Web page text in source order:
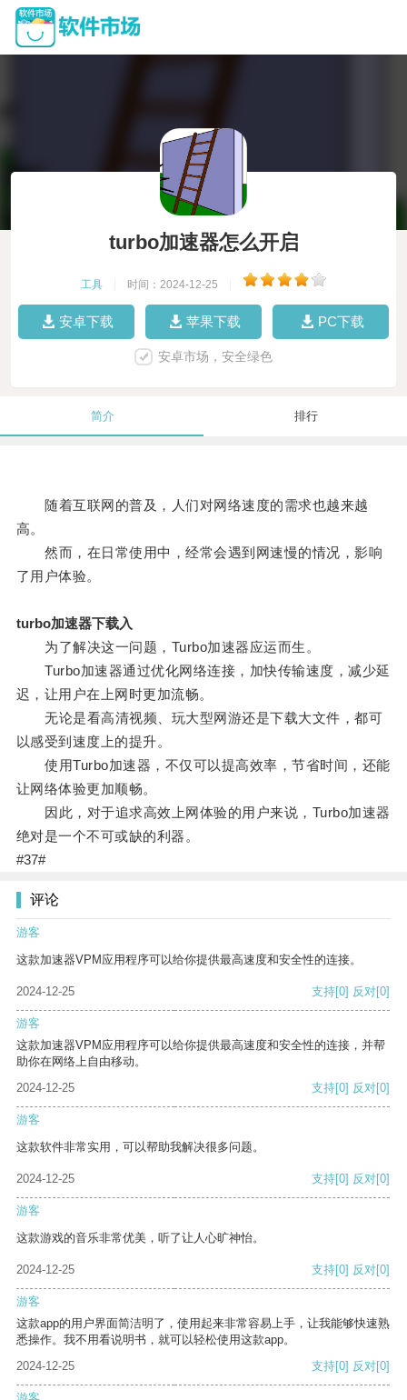
turbo加速器怎么开启
工具 时间：2024-12-25
安卓下载 苹果下载 PC下载
安卓市场，安全绿色
简介 排行
随着互联网的普及，人们对网络速度的需求也越来越
高。
然而，在日常使用中，经常会遇到网速慢的情况，影响
了用户体验。
turbo加速器下载入
为了解决这一问题，Turbo加速器应运而生。
Turbo加速器通过优化网络连接，加快传输速度，减少延
迟，让用户在上网时更加流畅。
无论是看高清视频、玩大型网游还是下载大文件，都可
以感受到速度上的提升。
使用Turbo加速器，不仅可以提高效率，节省时间，还能
让网络体验更加顺畅。
因此，对于追求高效上网体验的用户来说，Turbo加速器
绝对是一个不可或缺的利器。
#37#
评论
游客
这款加速器VPM应用程序可以给你提供最高速度和安全性的连接。
2024-12-25 支持[0] 反对[0]
游客
这款加速器VPM应用程序可以给你提供最高速度和安全性的连接，并帮
助你在网络上自由移动。
2024-12-25
支持[0] 反对[0]
游客
这款软件非常实用，可以帮助我解决很多问题。
2024-12-25 支持[0] 反对[0]
游客
这款游戏的音乐非常优美，听了让人心旷神怡。
2024-12-25 支持[0] 反对[0]
游客
这款app的用户界面简洁明了，使用起来非常容易上手，让我能够快速熟
悉操作。我不用看说明书，就可以轻松使用这款app。
2024-12-25
支持[0] 反对[0]